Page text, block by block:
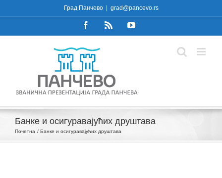
to
Град Панчево grad@pancevo.rs
FacebookRss YouTube
Банке и осигуравајућих друштава
Почетна Банке и осигуравајућих друштава